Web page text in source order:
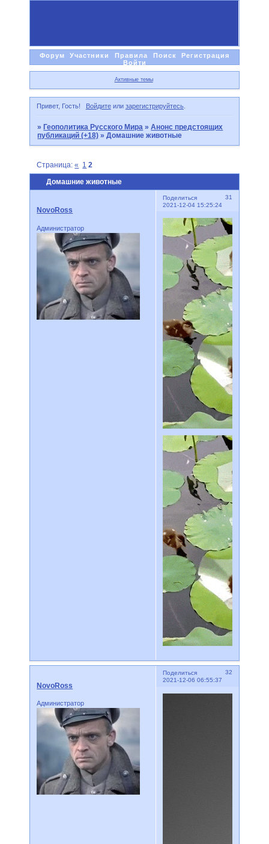
Форум Участники Правила Поиск
Регистрация
Войти
Активные темы
Привет, Гость! Войдитеили зарегистрируйтесь.
»Геополитика Русского Мира »Анонс предстоящих
публикаций (+18) »Домашние животные
Домашние животные
Страница:« 1 2
Поделиться
31
2021-12-04 15:25:24
NovoRoss
Администратор
Поделиться
32
2021-12-06 06:55:37
NovoRoss
Администратор